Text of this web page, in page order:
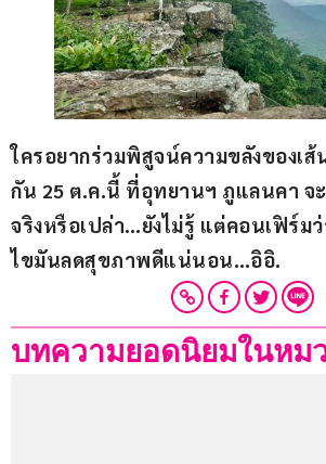
ใครอยากร่วมพิสูจน์ความขลังของเส้
กัน 25 ต.ค.นี้ ที่อุทยานฯ ภูแลนคา จ
จริงหรือเปล่า…ยังไม่รู้ แต่คอนเฟิร์ม
ไขมันลดสุขภาพดีแน่นอน…อิอิ.
บทความยอดนิยมในหม